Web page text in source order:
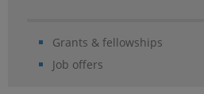
Grants & fellowships
Job offers